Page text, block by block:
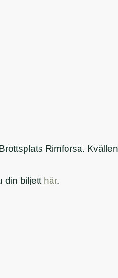
Rimforsa.
din biljett här.